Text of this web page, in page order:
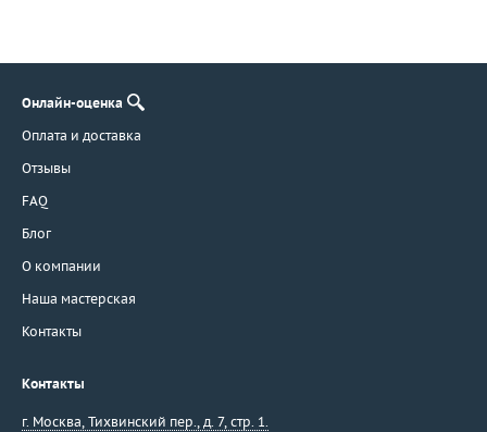
Онлайн-оценка
Оплата и доставка
Отзывы
FAQ
Блог
О компании
Наша мастерская
Контакты
Контакты
г. Москва, Тихвинский пер., д. 7, стр. 1.